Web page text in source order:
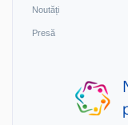
Noutăți
Presă